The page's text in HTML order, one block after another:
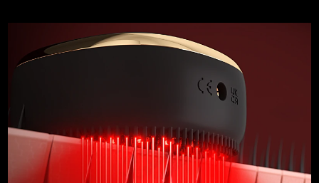
LUNA™ 4 Plus
LUNA™ 4 Men
For men, anti-aging massage
BEAR™ 2 go
Microcurrent toning on-the-go
BEAR™ 2 eyes & lips
Microcurrent line smoothing device
补水保湿
UFO™ 3 LED
Near-infrared and red light therapy
device
口腔护理
Hybrid silicone sonic toothbrush
issa™ 4 plus
Smart hybrid silicone sonic toothbrush
抗老 LED治疗
波斯尼亚和黑塞哥维那 预计送达日期8/13/26
文莱 预计送达日期
预计送达日期
加拿大 预计送达日期
智利 预计送达日期